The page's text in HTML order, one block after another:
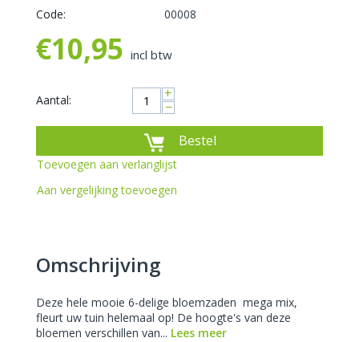
Code: 00008
€10,95 incl btw
Aantal: +
−
Bestel
Toevoegen aan verlanglijst
Aan vergelijking toevoegen
Omschrijving
Deze hele mooie 6-delige bloemzaden mega mix,
fleurt uw tuin helemaal op! De hoogte's van deze
bloemen verschillen van... Lees meer